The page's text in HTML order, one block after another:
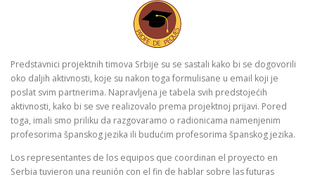
Predstavnici projektnih timova Srbije su se sastali kako bi se dogovorili
oko daljih aktivnosti, koje su nakon toga formulisane u email koji je
poslat svim partnerima. Napravljena je tabela svih predstojećih
aktivnosti, kako bi se sve realizovalo prema projektnoj prijavi. Pored
toga, imali smo priliku da razgovaramo o radionicama namenjenim
profesorima španskog jezika ili budućim profesorima španskog jezika.
Los representantes de los equipos que coordinan el proyecto en
Serbia tuvieron una reunión con el fin de hablar sobre las futuras